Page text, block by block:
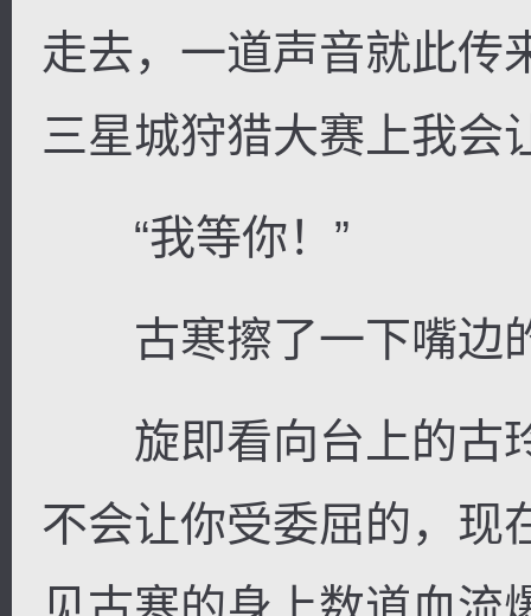
走去，一道声音就此传
三星城狩猎大赛上我会
“我等你！”
古寒擦了一下嘴边
旋即看向台上的古玲
不会让你受委屈的，现